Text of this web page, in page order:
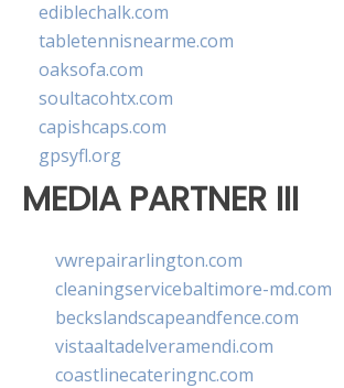
ediblechalk.com
tabletennisnearme.com
oaksofa.com
soultacohtx.com
capishcaps.com
gpsyfl.org
MEDIA PARTNER III
vwrepairarlington.com
cleaningservicebaltimore-md.com
beckslandscapeandfence.com
vistaaltadelveramendi.com
coastlinecateringnc.com